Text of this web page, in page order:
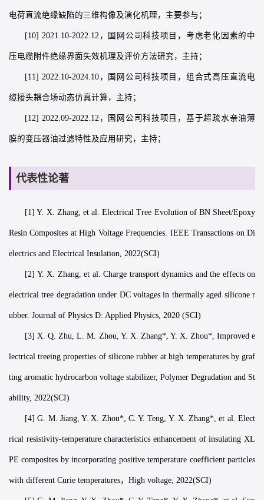
电荷直流绝缘缺陷的三维构像及演化机理，主要参与；
[10] 2021.10-2022.12，国网公司科技项目，考虑老化因素的中
压电缆附件绝缘界面失效机理及评价方法研究，主持；
[11] 2022.10-2024.10，国网公司科技项目，组合式高压直流电
缆接头耦合场动态仿真计算，主持；
[12] 2022.09-2022.12，国网公司科技项目，基于超疏水亲油薄
膜的变压器油过滤特性及应用研究，主持；
代表性论著
[1] Y. X. Zhang, et al. Electrical Tree Evolution of BN Sheet/Epoxy
Resin Composites at High Voltage Frequencies. IEEE Transactions on Di
electrics and Electrical Insulation, 2022(SCI)
[2] Y. X. Zhang, et al. Charge transport dynamics and the effects on
electrical tree degradation under DC voltages in thermally aged silicone r
ubber. Journal of Physics D: Applied Physics, 2020 (SCI)
[3] X. Q. Zhu, L. M. Zhou, Y. X. Zhang*, Y. X. Zhou*, Improved e
lectrical treeing properties of silicone rubber at high temperatures by graf
ting aromatic hydrocarbon voltage stabilizer, Polymer Degradation and St
ability, 2022(SCI)
[4] G. M. Jiang, Y. X. Zhou*, C. Y. Teng, Y. X. Zhang*, et al. Elect
rical resistivity-temperature characteristics enhancement of insulating XL
PE composites by incorporating positive temperature coefficient particles
with different Curie temperatures，High voltage, 2022(SCI)